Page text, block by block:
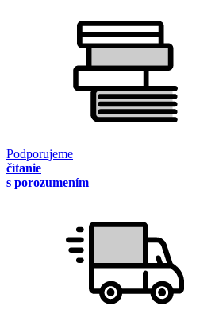
Podporujeme
čítanie
s porozumením